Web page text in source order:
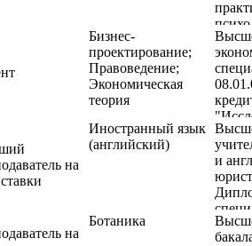
Бизнес-
проектирование;
Правоведение;
Экономическая
теория
на
Иностранный язык
(английский)
и
на
Ботаника